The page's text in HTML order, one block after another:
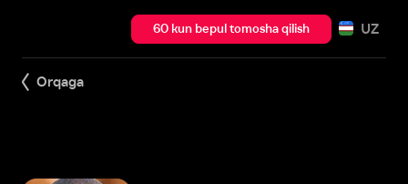
60 kun bepul tomosha qilish UZ
Orqaga